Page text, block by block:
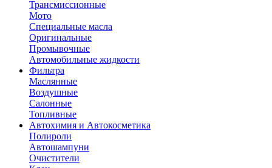
Трансмиссионные
Мото
Специальные масла
Оригинальные
Промывочные
Автомобильные жидкости
Фильтра
Маслянные
Воздушные
Салонные
Топливные
Автохимия и Автокосметика
Полироли
Автошампуни
Очистители